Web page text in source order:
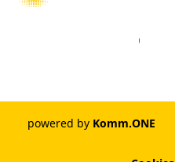
LinkedIn
powered by Komm.ONE